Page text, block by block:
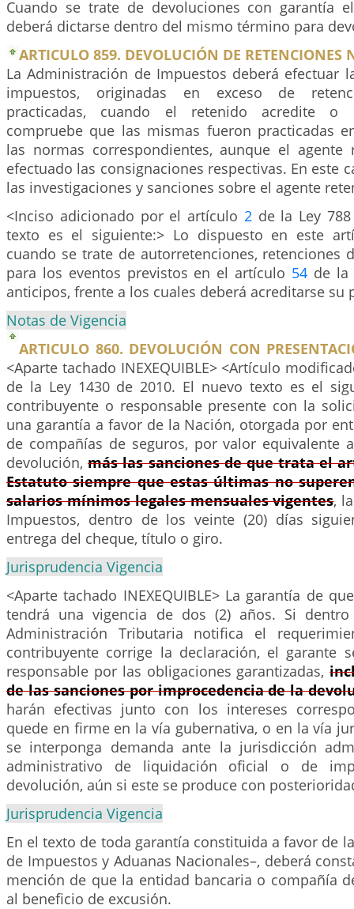
Cuando se trate de devoluciones con garantía
deberá dictarse dentro del mismo término para
ARTICULO 859. DEVOLUCIÓN DE RETENCIONES
La Administración de Impuestos deberá efectuar
impuestos, originadas en exceso de
practicadas, cuando el retenido acredite o
compruebe que las mismas fueron practicadas
las normas correspondientes, aunque el agente
efectuado las consignaciones respectivas. En este
las investigaciones y sanciones sobre el agente
<Inciso adicionado por el artículo 2de la Ley 788
texto es el siguiente:> Lo dispuesto en este
cuando se trate de autorretenciones, retenciones
para los eventos previstos en el artículo 54 de la
anticipos, frente a los cuales deberá acreditarse su
Notas de Vigencia
ARTICULO 860. DEVOLUCIÓN CON
<Aparte tachado INEXEQUIBLE> <Artículo
de la Ley 1430 de 2010. El nuevo texto es el
contribuyente o responsable presente con la
una garantía a favor de la Nación, otorgada por
de compañías de seguros, por valor equivalente
devolución,más las sanciones de que trata el
Estatuto siempre que estas últimas no
salarios mínimos legales mensuales vigentes,
Impuestos, dentro de los veinte (20) días
entrega del cheque, título o giro.
Jurisprudencia Vigencia
<Aparte tachado INEXEQUIBLE> La garantía de
tendrá una vigencia de dos (2) años. Si
Administración Tributaria notifica el
contribuyente corrige la declaración, el garante
responsable por las obligaciones garantizadas,
de las sanciones por improcedencia de la
harán efectivas junto con los intereses
quede en firme en la vía gubernativa, o en la vía
se interponga demanda ante la jurisdicción
administrativo de liquidación oficial o de
devolución, aún si este se produce con
Jurisprudencia Vigencia
En el texto de toda garantía constituida a favor de
de Impuestos y Aduanas Nacionales–, deberá
mención de que la entidad bancaria o compañía
al beneficio de excusión.